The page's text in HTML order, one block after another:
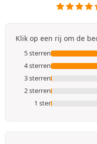
Klik op een rij om de
5 sterren
4 sterren
3 sterren
2 sterren
1 ster